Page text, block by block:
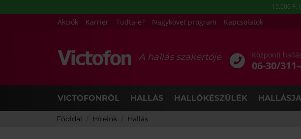
15.000 Ft
Akciók Karrier Tudta-e? Nagykövet program Kapcsolatok
A hallás szakértője Központi
06-30/
VICTOFONRÓL HALLÁS HALLÓKÉSZÜLÉK
Főoldal Híreink Hallás